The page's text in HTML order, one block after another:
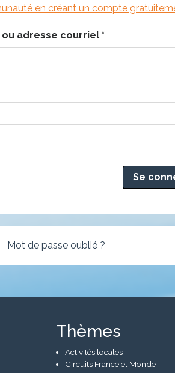
en créant un compte
adresse courriel *
Mot de passe oublié ?
Thèmes
Activités locales
Circuits France et Monde